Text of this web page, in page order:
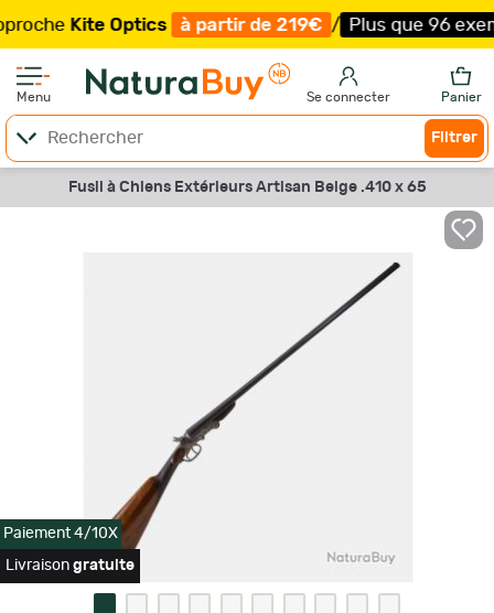
Kite Optics à partir de 219€ / Plus que 96
Menu Se connecter Panier
Filtrer
Fusil à Chiens Extérieurs Artisan Belge .410 x 65
Paiement 4/10X
Livraison gratuite